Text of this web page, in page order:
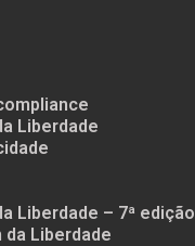
Liberdade
Liberdade – 7ª edição
Liberdade